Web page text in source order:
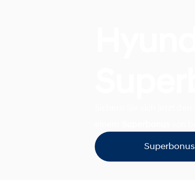
Superbonus